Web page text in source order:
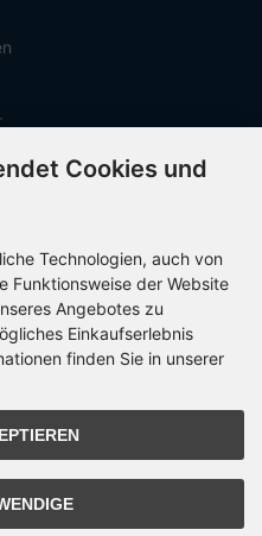
Cookies und
Technologien, auch von
Funktionsweise der Website
Angebotes zu
Einkaufserlebnis
finden Sie in unserer